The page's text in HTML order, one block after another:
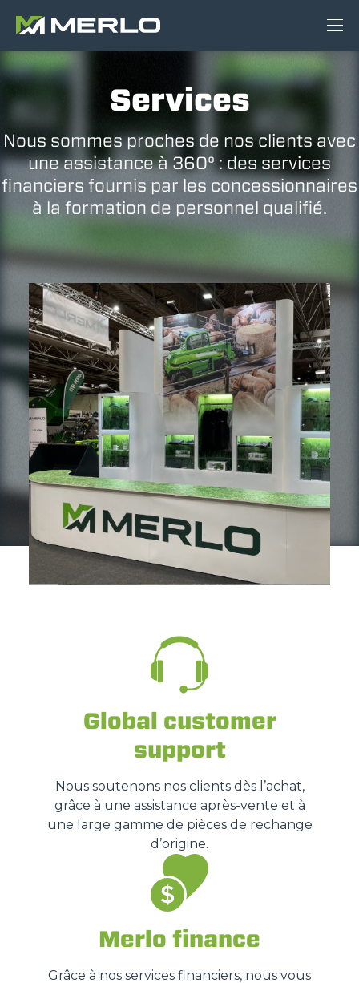
Services
Nous sommes proches de nos clients avec
une assistance à 360° : des services
financiers fournis par les concessionnaires
à la formation de personnel qualifié.
Global customer
support
Nous soutenons nos clients dès l’achat,
grâce à une assistance après-vente et à
une large gamme de pièces de rechange
d’origine.
Merlo finance
Grâce à nos services financiers, nous vous